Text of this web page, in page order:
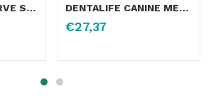
CALIBRA DOG VERVE SNACK SEMIHUMEDO POLLO FRESCO 150G DENTALIFE CANINE MEDIUM 966GR
€27,37